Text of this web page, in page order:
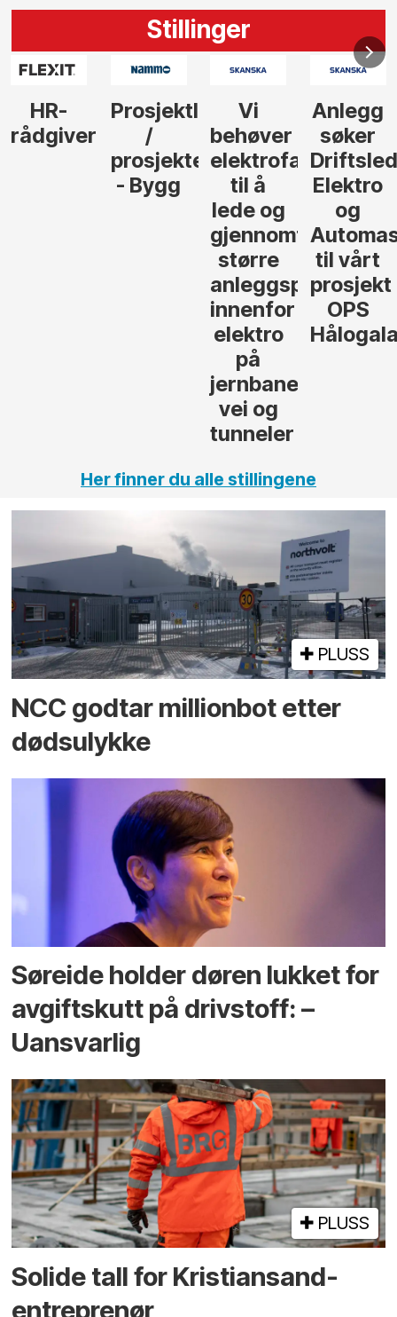
Stillinger
Prosjektleder
/
prosjekteringsleder
Vi
behøver
elektrofagfolk
til å
gjennomføre
anleggsprosjekter
Anlegg
søker
Driftsleder
Elektro
og
Automasjon
til vårt
prosjekt
OPS
Senior
- Asker
Her finner du alle stillingene
PLUSS
NCC godtar millionbot etter
dødsulykke
Søreide holder døren lukket for
avgiftskutt på drivstoff: –
Uansvarlig
PLUSS
Solide tall for Kristiansand-
entreprenør